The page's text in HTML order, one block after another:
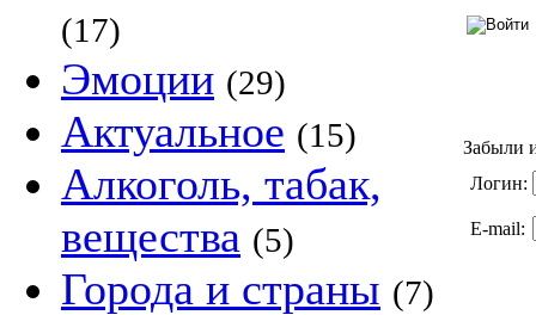
(17)
Эмоции (29)
Актуальное (15)
Алкоголь, табак,
вещества (5)
Города и страны (7)
Забыли
Логин:
E-mail: